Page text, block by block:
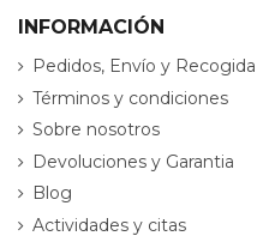
INFORMACIÓN
Pedidos, Envío y Recogida
Términos y condiciones
Sobre nosotros
Devoluciones y Garantia
Blog
Actividades y citas